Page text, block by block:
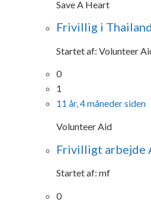
Save A Heart
Frivillig i
Startet af: Volunteer
0
1
11 år, 4 måneder siden
Volunteer Aid
Frivilligt arbejde
Startet af: mf
0